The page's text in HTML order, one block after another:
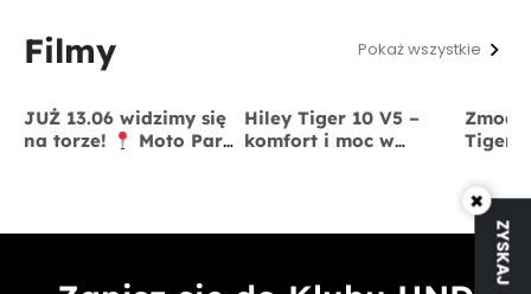
Filmy Pokaż wszystkie
JUŻ 13.06 widzimy się
na torze!
Moto Park
Hiley Tiger 10 V5 –
komfort i moc w
Tiger
×